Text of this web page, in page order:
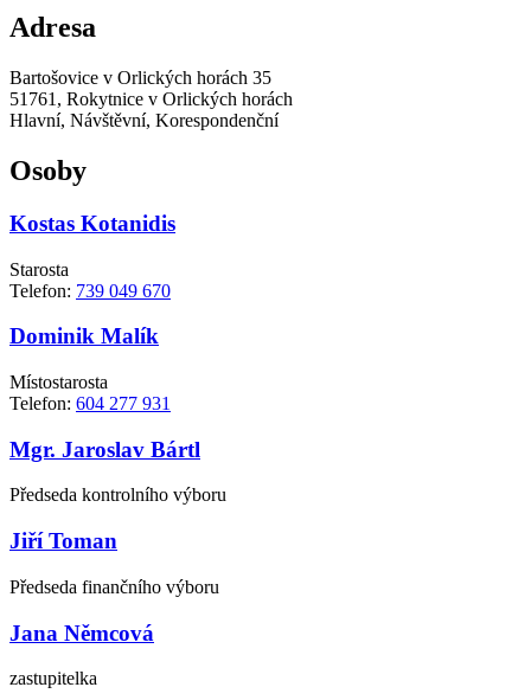
Adresa
Bartošovice v Orlických horách 35
51761, Rokytnice v Orlických horách
Hlavní, Návštěvní, Korespondenční
Osoby
Kostas Kotanidis
Starosta
Telefon: 739 049 670
Dominik Malík
Místostarosta
Telefon: 604 277 931
Mgr. Jaroslav Bártl
Předseda kontrolního výboru
Jiří Toman
Předseda finančního výboru
Jana Němcová
zastupitelka